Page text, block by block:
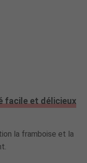
facile et délicieux
la framboise et la